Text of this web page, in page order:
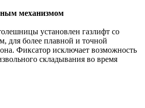
механизмом
установлен газлифт со
для более плавной и точной
Фиксатор исключает возможность
складывания во время